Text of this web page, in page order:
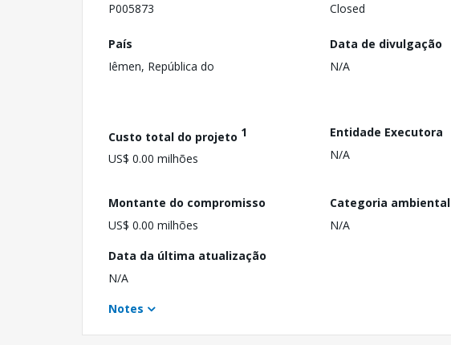
P005873
Closed
País
Iêmen, República do
Data de divulgação
N/A
Custo total do projeto 1
US$ 0.00 milhões
Entidade Executora
N/A
Montante do compromisso
US$ 0.00 milhões
Categoria ambiental
N/A
Data da última atualização
N/A
Notes